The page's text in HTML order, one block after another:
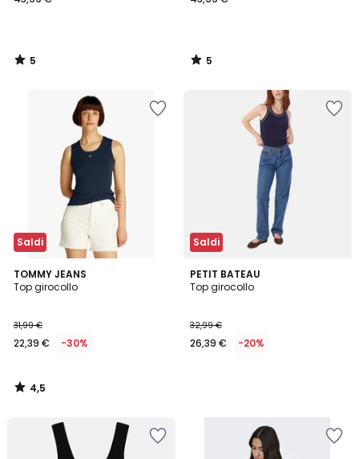
5
/
5
/
Saldi
TOMMY JEANS
Top girocollo
31,99 €
22,39 € -30%
4,5
/ 5
4,5
/
Saldi
PETIT BATEAU
Top girocollo
32,99 €
26,39 € -20%